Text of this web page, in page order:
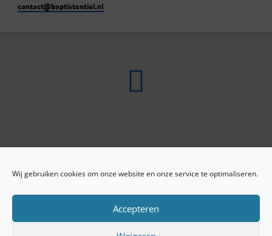
Wij gebruiken cookies om onze website en onze service te optimaliseren.
Accepteren
contact​@baptistentiel.nl
ONLINE ARCHIEF
Privacy beleid